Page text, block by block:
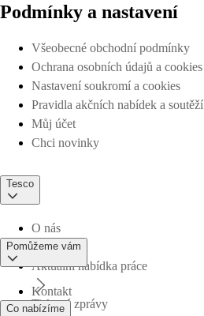
Podmínky a nastavení
Všeobecné obchodní podmínky
Ochrana osobních údajů a cookies
Nastavení soukromí a cookies
Pravidla akčních nabídek a soutěží
Můj účet
Chci novinky
Tesco
O nás
Aktuální nabídka práce
Tiskové zprávy
Pomůžeme vám
Kontakt
Co nabízíme